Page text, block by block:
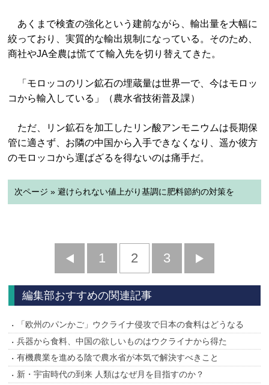
あくまで検査の強化という建前ながら、輸出量を大幅に
絞っており、実質的な輸出規制になっている。そのため、
商社やJA全農は慌てて輸入先を切り替えてきた。
「モロッコのリン鉱石の埋蔵量は世界一で、今はモロッ
コから輸入している」（農水省技術普及課）
ただ、リン鉱石を加工したリン酸アンモニウムは長期保
管に適さず、お隣の中国から入手できなくなり、遥か彼方
のモロッコから運ばざるを得ないのは痛手だ。
次ページ » 避けられない値上がり基調に肥料節約の対策を
前
へ
1 2 3
へ
編集部おすすめの関連記事
「欧州のパンかご」ウクライナ侵攻で日本の食料はどうなる
兵器から食料、中国の欲しいものはウクライナから得た
有機農業を進める陰で農水省が本気で解決すべきこと
新・宇宙時代の到来 人類はなぜ月を目指すのか？